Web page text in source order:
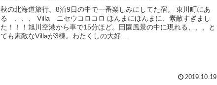
秋の北海道旅行。8泊9日の中で一番楽しみにしてた宿。 東川町にあ
る 、、、 Villa ニセウコロコロ ほんまにほんまに、素敵すぎまし
た！！！旭川空港から車で15分ほど。田園風景の中に現れる、、、と
ても素敵なVillaが3棟。わたくしの大好...
2019.10.19